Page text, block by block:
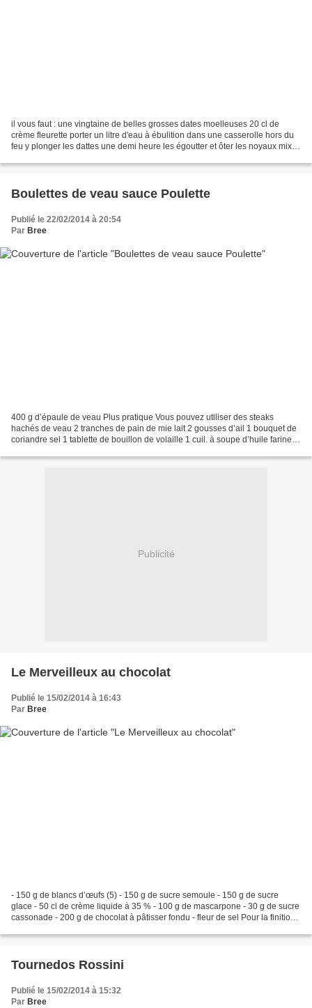
il vous faut : une vingtaine de belles grosses dates moelleuses 20 cl de
crème fleurette porter un litre d'eau à ébulition dans une casserolle hors du
feu y plonger les dattes une demi heure les égoutter et ôter les noyaux mixer
Boulettes de veau sauce Poulette
Publié le 22/02/2014 à 20:54
Par Bree
400 g d’épaule de veau Plus pratique Vous pouvez utiliser des steaks
hachés de veau 2 tranches de pain de mie lait 2 gousses d’ail 1 bouquet de
coriandre sel 1 tablette de bouillon de volaille 1 cuil. à soupe d’huile farine 1
Publicité
Le Merveilleux au chocolat
Publié le 15/02/2014 à 16:43
Par Bree
- 150 g de blancs d’œufs (5) - 150 g de sucre semoule - 150 g de sucre
glace - 50 cl de crème liquide à 35 % - 100 g de mascarpone - 30 g de sucre
cassonade - 200 g de chocolat à pâtisser fondu - fleur de sel Pour la finition :
Tournedos Rossini
Publié le 15/02/2014 à 15:32
Par Bree